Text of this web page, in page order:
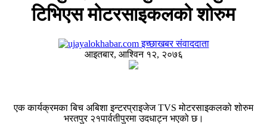
टिभिएस मोटरसाइकलको शोरुम
इच्छाखबर संवाददाता
आइतबार, आश्विन १२, २०७६
एक कार्यक्रमका बिच अबिशा इन्टरप्राइजेज TVS मोटरसाइकलको शोरुम
भरतपुर २१पार्वतीपुरमा उदधाट्न भएको छ।